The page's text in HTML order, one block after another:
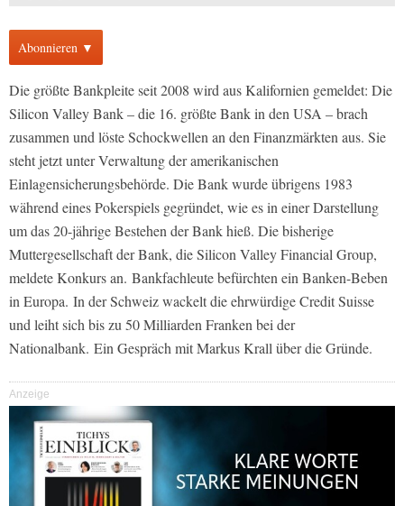
Abonnieren ▼
Die größte Bankpleite seit 2008 wird aus Kalifornien gemeldet: Die
Silicon Valley Bank – die 16. größte Bank in den USA – brach
zusammen und löste Schockwellen an den Finanzmärkten aus. Sie
steht jetzt unter Verwaltung der amerikanischen
Einlagensicherungsbehörde. Die Bank wurde übrigens 1983
während eines Pokerspiels gegründet, wie es in einer Darstellung
um das 20-jährige Bestehen der Bank hieß. Die bisherige
Muttergesellschaft der Bank, die Silicon Valley Financial Group,
meldete Konkurs an. Bankfachleute befürchten ein Banken-Beben
in Europa. In der Schweiz wackelt die ehrwürdige Credit Suisse
und leiht sich bis zu 50 Milliarden Franken bei der
Nationalbank. Ein Gespräch mit Markus Krall über die Gründe.
Anzeige